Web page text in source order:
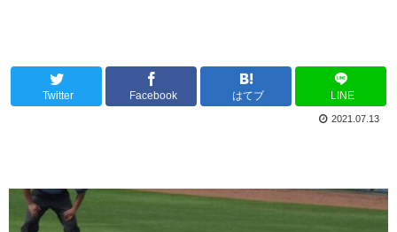
Twitter Facebook はてブ LINE
2021.07.13